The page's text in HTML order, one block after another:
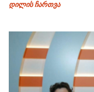
დილის ჩართვა